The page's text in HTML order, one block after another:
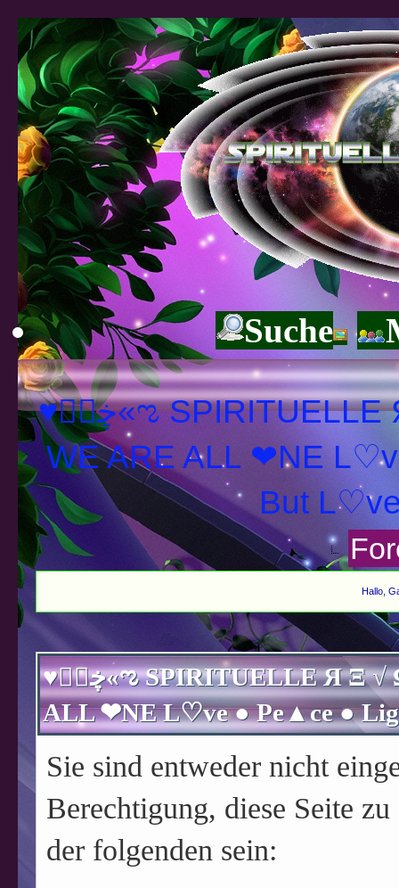
Suche
♥ڿڰۣ«ಌ SPIRITUELLE Я Ξ √ Ω L U T ↑ ☼ N - Forum -
WE ARE ALL ❤NE
Hallo,
♥ڿڰۣ«ಌ SPIRITUELLE Я Ξ √ Ω L U T ↑ ☼ N - Forum - WE ARE
Sie sind entweder nicht
Berechtigung, diese Seite
der folgenden sein: